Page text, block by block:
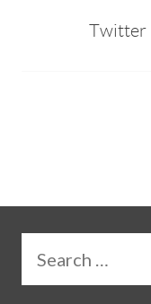
Twitter